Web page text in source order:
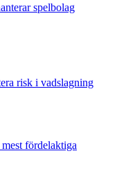
spelbolag
risk i vadslagning
fördelaktiga